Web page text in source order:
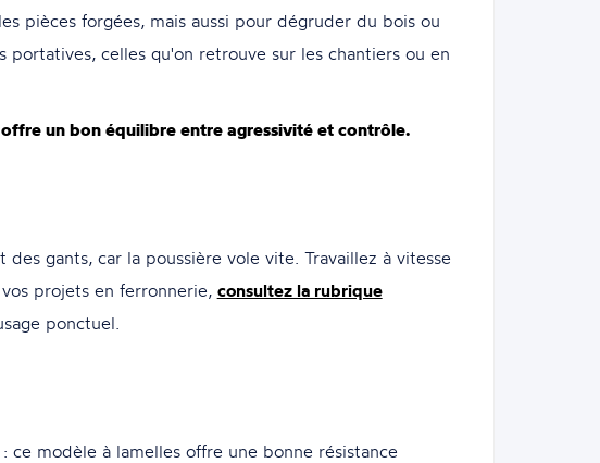
pièces forgées, mais aussi pour dégruder du bois ou
celles qu'on retrouve sur les chantiers ou en
un bon équilibre entre agressivité et contrôle.
gants, car la poussière vole vite. Travaillez à vitesse
projets en ferronnerie, consultez la rubrique
ponctuel.
ce modèle à lamelles offre une bonne résistance